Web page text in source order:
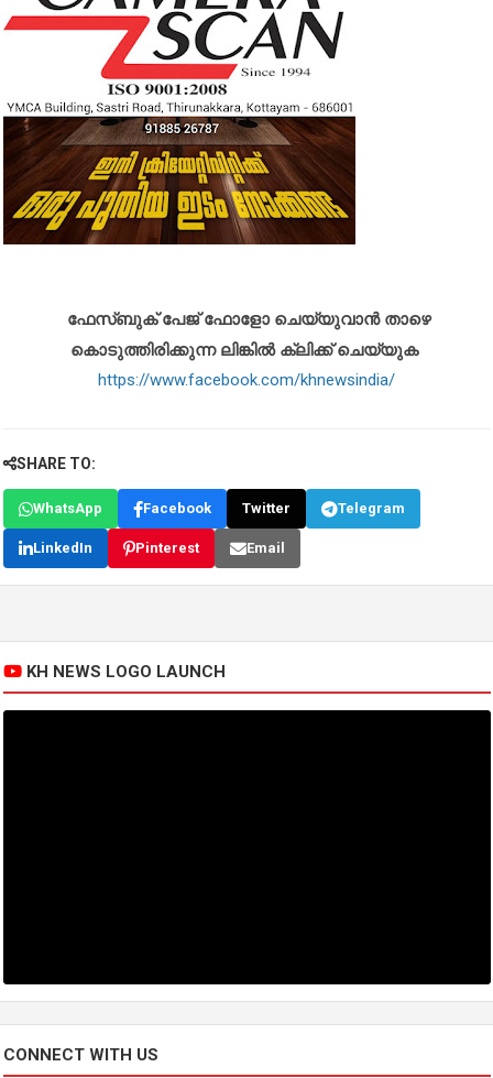
ഫേസ്ബുക് പേജ് ഫോളോ ചെയ്യുവാൻ താഴെ
കൊടുത്തിരിക്കുന്ന ലിങ്കിൽ ക്ലിക്ക് ചെയ്യുക
https://www.facebook.com/khnewsindia/
SHARE TO:
WhatsApp Facebook Twitter Telegram
LinkedIn Pinterest Email
KH NEWS LOGO LAUNCH
CONNECT WITH US